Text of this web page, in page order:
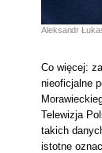
Aleksandr
Co więcej:
nieoficjalne
Telewizja
takich
istotne